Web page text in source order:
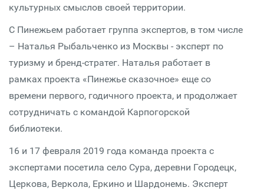
культурных смыслов своей территории.
С Пинежьем работает группа экспертов, в том числе
– Наталья Рыбальченко из Москвы - эксперт по
туризму и бренд-стратег. Наталья работает в
рамках проекта «Пинежье сказочное» еще со
времени первого, годичного проекта, и продолжает
сотрудничать с командой Карпогорской
библиотеки.
16 и 17 февраля 2019 года команда проекта с
экспертами посетила село Сура, деревни Городецк,
Церкова, Веркола, Еркино и Шардонемь. Эксперт